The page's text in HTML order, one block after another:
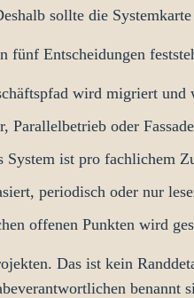
sollte die
fünf Entscheidungen
wird migriert
Parallelbetrieb oder
System ist pro fachlichem
periodisch oder nur
offenen Punkten wird
Das ist kein